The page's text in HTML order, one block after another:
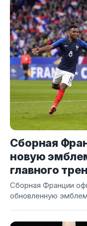
Сборная
новую
главного
Сборная Франции
обновленную